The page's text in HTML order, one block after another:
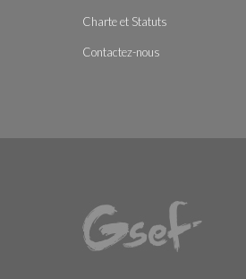
Charte et Statuts
Contactez-nous